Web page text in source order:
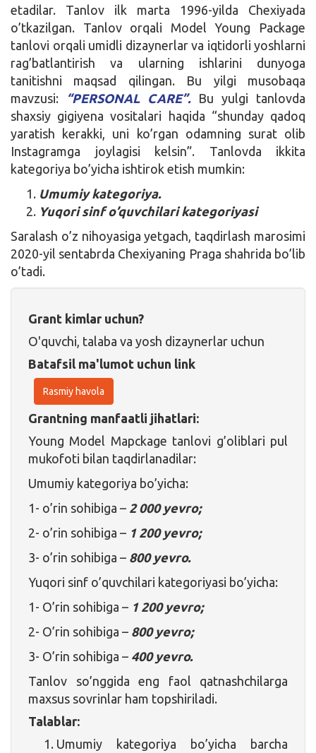
etadilar. Tanlov ilk marta 1996-yilda Chexiyada
o’tkazilgan. Tanlov orqali Model Young Package
tanlovi orqali umidli dizaynerlar va iqtidorli yoshlarni
rag’batlantirish va ularning ishlarini dunyoga
tanitishni maqsad qilingan. Bu yilgi musobaqa
mavzusi:
“PERSONAL CARE”.Bu yulgi tanlovda
shaxsiy gigiyena vositalari haqida “shunday qadoq
yaratish kerakki, uni ko’rgan odamning surat olib
Instagramga joylagisi kelsin”. Tanlovda ikkita
kategoriya bo’yicha ishtirok etish mumkin:
Umumiy kategoriya.
Yuqori sinf o’quvchilari kategoriyasi
Saralash o’z nihoyasiga yetgach, taqdirlash marosimi
2020-yil sentabrda Chexiyaning Praga shahrida bo’lib
o’tadi.
Grant kimlar uchun?
O'quvchi, talaba va yosh dizaynerlar uchun
Batafsil ma'lumot uchun link
Rasmiy havola
Grantning manfaatli jihatlari:
Young Model Mapckage tanlovi g’oliblari pul
mukofoti bilan taqdirlanadilar:
Umumiy kategoriya bo’yicha:
1- o’rin sohibiga – 2 000 yevro;
2- o’rin sohibiga – 1 200 yevro;
3- o’rin sohibiga – 800 yevro.
Yuqori sinf o’quvchilari kategoriyasi bo’yicha:
1- O’rin sohibiga – 1 200 yevro;
2- O’rin sohibiga – 800 yevro;
3- O’rin sohibiga – 400 yevro.
Tanlov so’nggida eng faol qatnashchilarga
maxsus sovrinlar ham topshiriladi.
Talablar:
Umumiy kategoriya bo’yicha barcha